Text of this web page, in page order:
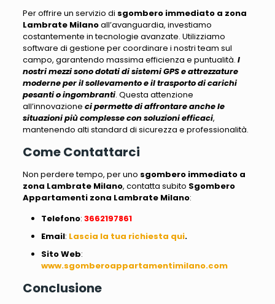
Per offrire un servizio di sgombero immediato a zona
Lambrate Milanoall’avanguardia, investiamo
costantemente in tecnologie avanzate. Utilizziamo
software di gestione per coordinare i nostri team sul
campo, garantendo massima efficienza e puntualità. I
nostri mezzi sono dotati di sistemi GPS e attrezzature
moderneper il sollevamento e il trasporto di carichi
pesanti o ingombranti. Questa attenzione
all’innovazione ci permette di affrontare anche le
situazioni più complesse con soluzioni efficaci,
mantenendo alti standard di sicurezza e professionalità.
Come Contattarci
Non perdere tempo, per uno sgombero immediato a
zona Lambrate Milano, contatta subito Sgombero
Appartamenti zona Lambrate Milano:
Telefono: 3662197861
Email: Lascia la tua richiesta qui.
SitoWeb:
www.sgomberoappartamentimilano.com
Conclusione